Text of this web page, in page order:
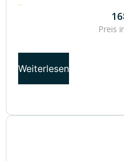
168.50 €
Preis
Weiterlesen